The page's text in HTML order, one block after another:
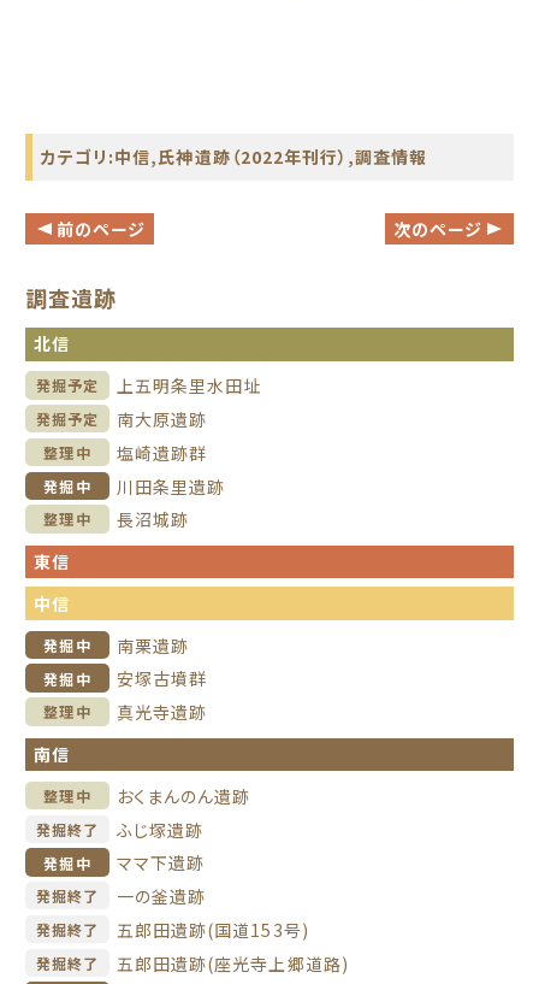
カテゴリ:中信,氏神遺跡（2022年刊行） ,調査情報
前のページ 次のページ
調査遺跡
北信
発掘予定 上五明条里水田址
発掘予定 南大原遺跡
整理中 塩崎遺跡群
発掘中 川田条里遺跡
整理中
長沼城跡
東信
中信
発掘中 南栗遺跡
発掘中 安塚古墳群
整理中
真光寺遺跡
南信
整理中 おくまんのん遺跡
発掘終了 ふじ塚遺跡
発掘中 ママ下遺跡
発掘終了 一の釜遺跡
発掘終了 五郎田遺跡(国道153号)
発掘終了 五郎田遺跡(座光寺上郷道路)